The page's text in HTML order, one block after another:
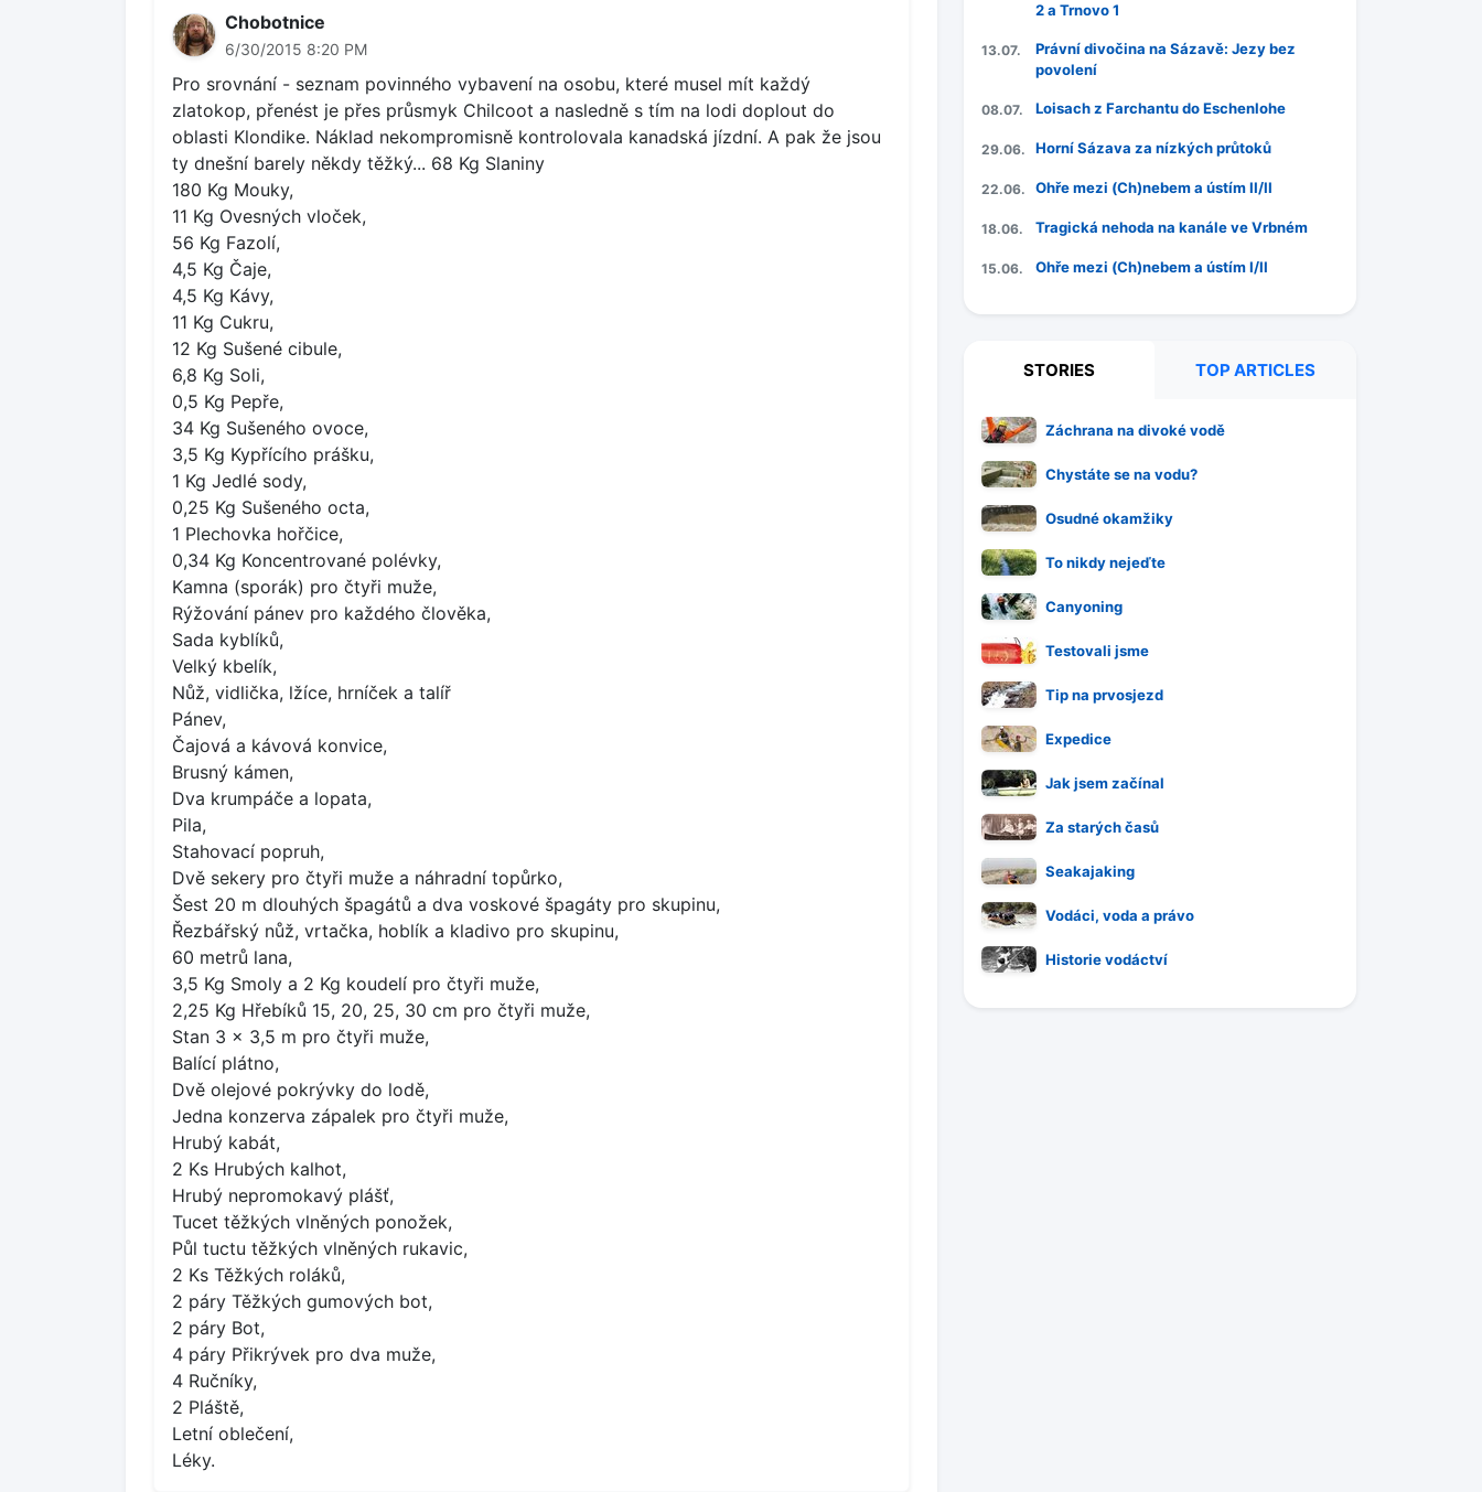
Chobotnice
6/30/2015 8:20 PM
Pro srovnání - seznam povinného vybavení na osobu, které musel mít každý
zlatokop, přenést je přes průsmyk Chilcoot a nasledně s tím na lodi doplout do
oblasti Klondike. Náklad nekompromisně kontrolovala kanadská jízdní. A pak že jsou
ty dnešní barely někdy těžký... 68 Kg Slaniny
180 Kg Mouky,
11 Kg Ovesných vloček,
56 Kg Fazolí,
4,5 Kg Čaje,
4,5 Kg Kávy,
11 Kg Cukru,
12 Kg Sušené cibule,
6,8 Kg Soli,
0,5 Kg Pepře,
34 Kg Sušeného ovoce,
3,5 Kg Kypřícího prášku,
1 Kg Jedlé sody,
0,25 Kg Sušeného octa,
1 Plechovka hořčice,
0,34 Kg Koncentrované polévky,
Kamna (sporák) pro čtyři muže,
Rýžování pánev pro každého člověka,
Sada kyblíků,
Velký kbelík,
Nůž, vidlička, lžíce, hrníček a talíř
Pánev,
Čajová a kávová konvice,
Brusný kámen,
Dva krumpáče a lopata,
Pila,
Stahovací popruh,
Dvě sekery pro čtyři muže a náhradní topůrko,
Šest 20 m dlouhých špagátů a dva voskové špagáty pro skupinu,
Řezbářský nůž, vrtačka, hoblík a kladivo pro skupinu,
60 metrů lana,
3,5 Kg Smoly a 2 Kg koudelí pro čtyři muže,
2,25 Kg Hřebíků 15, 20, 25, 30 cm pro čtyři muže,
Stan 3 x 3,5 m pro čtyři muže,
Balící plátno,
Dvě olejové pokrývky do lodě,
Jedna konzerva zápalek pro čtyři muže,
Hrubý kabát,
2 Ks Hrubých kalhot,
Hrubý nepromokavý plášť,
Tucet těžkých vlněných ponožek,
Půl tuctu těžkých vlněných rukavic,
2 Ks Těžkých roláků,
2 páry Těžkých gumových bot,
2 páry Bot,
4 páry Přikrývek pro dva muže,
4 Ručníky,
2 Pláště,
Letní oblečení,
Léky.
2 a Trnovo 1
13.07.
Právní divočina na Sázavě: Jezy bez
povolení
08.07. Loisach z Farchantu do Eschenlohe
29.06. Horní Sázava za nízkých průtoků
22.06. Ohře mezi (Ch)nebem a ústím II/II
18.06. Tragická nehoda na kanále ve Vrbném
15.06. Ohře mezi (Ch)nebem a ústím I/II
STORIES TOP ARTICLES
Záchrana na divoké vodě
Chystáte se na vodu?
Osudné okamžiky
To nikdy nejeďte
Canyoning
Testovali jsme
Tip na prvosjezd
Expedice
Jak jsem začínal
Za starých časů
Seakajaking
Vodáci, voda a právo
Historie vodáctví